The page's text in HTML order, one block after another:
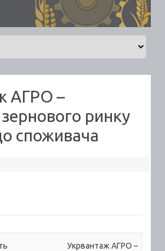
АГРО –
зернового ринку
споживача
Укрвантаж АГРО –